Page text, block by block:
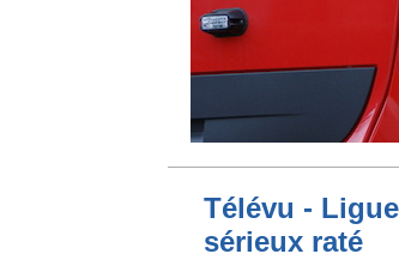
Télévu -
sérieux raté